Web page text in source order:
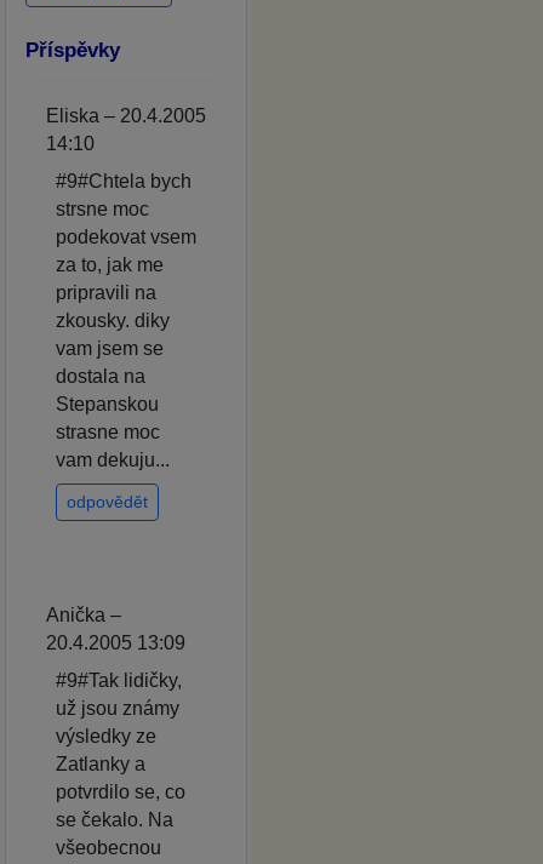
Příspěvky
Eliska – 20.4.2005
14:10
#9#Chtela bych
strsne moc
podekovat vsem
za to, jak me
pripravili na
zkousky. diky
vam jsem se
dostala na
Stepanskou
strasne moc
vam dekuju...
odpovědět
Anička –
20.4.2005 13:09
#9#Tak lidičky,
už jsou známy
výsledky ze
Zatlanky a
potvrdilo se, co
se čekalo. Na
všeobecnou